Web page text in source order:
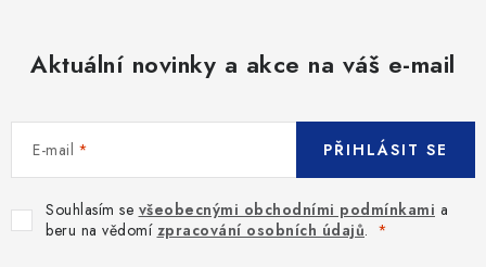
Aktuální novinky a akce na váš e-mail
E-mail
Souhlasím se všeobecnými obchodními podmínkami a
beru na vědomí zpracování osobních údajů.
PŘIHLÁSIT SE